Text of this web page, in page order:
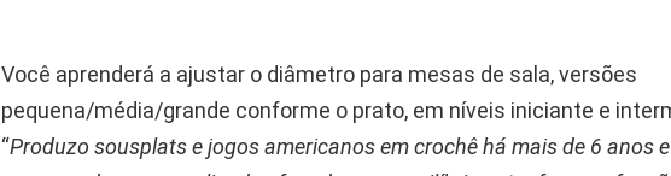
Você aprenderá a ajustar o diâmetro para mesas de sala, versões
pequena/média/grande conforme o prato, em níveis iniciante e
“Produzo sousplats e jogos americanos em crochê há mais de 6 anos